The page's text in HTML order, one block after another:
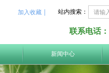
联系电话：
加入收藏 |
新闻中心
站内搜索：